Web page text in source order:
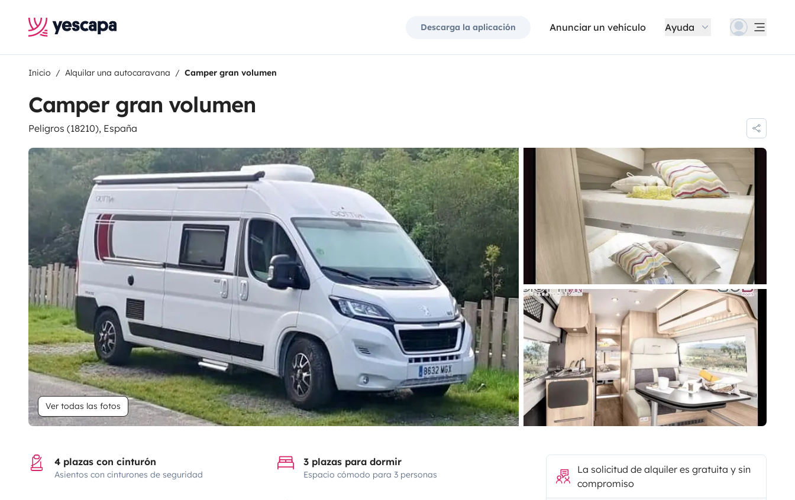
Descarga la aplicación Anunciar un vehículo Ayuda
Inicio Alquilar una autocaravana Camper gran volumen
Camper gran volumen
Peligros (18210), España
Ver todas las fotos
4 plazas con cinturón
Asientos con cinturones de seguridad
3 plazas para dormir
Espacio cómodo para 3 personas
La solicitud de alquiler es gratuita y sin
compromiso